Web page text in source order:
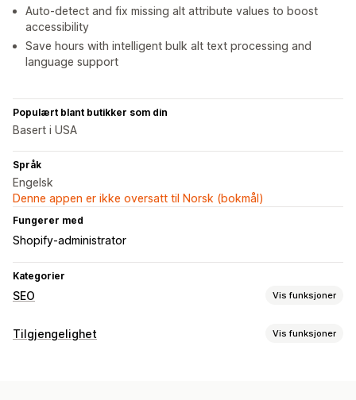
Auto-detect and fix missing alt attribute values to boost
accessibility
Save hours with intelligent bulk alt text processing and
language support
Populært blant butikker som din
Basert i USA
Språk
Engelsk
Denne appen er ikke oversatt til Norsk (bokmål)
Fungerer med
Shopify-administrator
Kategorier
SEO Vis funksjoner
SEO-verktøy
Tilgjengelighet Vis funksjoner